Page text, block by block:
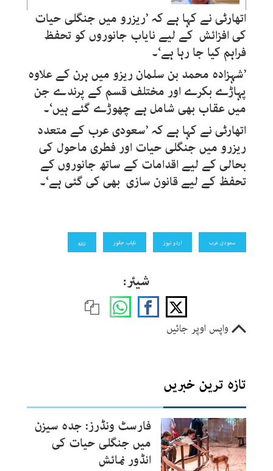
اتھارٹی نے کہا ہے کہ ’ریزرو میں جنگلی حیات
کی افزائش کے لیے نایاب جانوروں کو تحفظ
فراہم کیا جا رہا ہے‘۔
’شہزادہ محمد بن سلمان ریزو میں ہرن کے علاوہ
پہاڑے بکرے اور مختلف قسم کے پرندے جن
میں عقاب بھی شامل ہے چھوڑے گئے ہیں‘۔
اتھارٹی نے کہا ہے کہ ’سعودی عرب کے متعدد
ریزرو میں جنگلی حیات اور فطری ماحول کی
بحالی کے لیے اقدامات کے ساتھ جانوروں کے
تحفظ کے لیے قانون سازی بھی کی گئی ہے‘۔
سعودی عرب اردو نیوز نایاب جانور ریزو
شیئر:
واپس اوپر جائیں
تازہ ترین خبریں
فارسٹ ونڈرز: جدہ سیزن
میں جنگلی حیات کی
انڈور نمائش